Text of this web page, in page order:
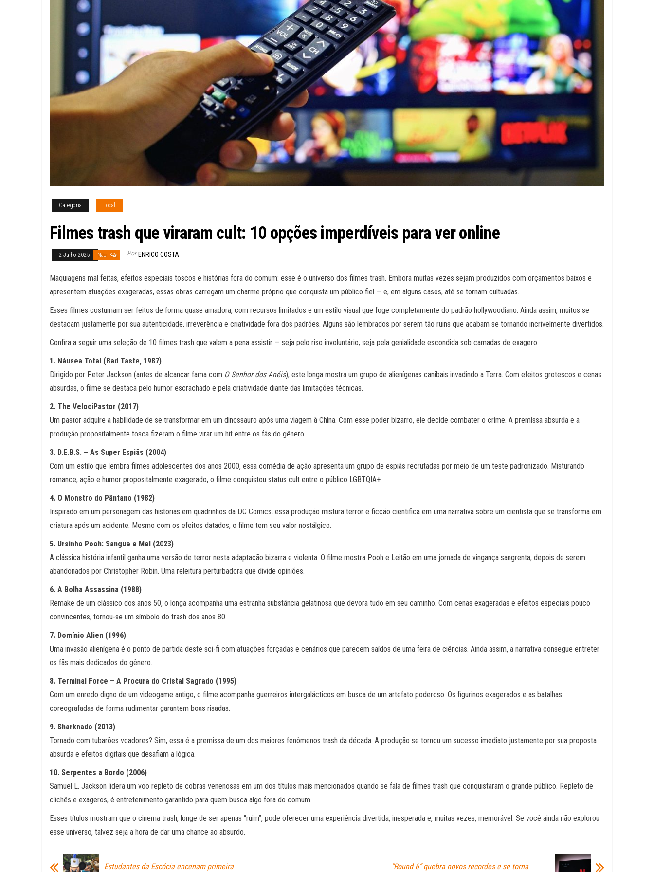
Categoria Local
Filmes trash que viraram cult: 10 opções imperdíveis para ver online
2 Julho 2025 Não Por ENRICO COSTA
Maquiagens mal feitas, efeitos especiais toscos e histórias fora do comum: esse é o universo dos filmes trash. Embora muitas vezes sejam produzidos com orçamentos baixos e
apresentem atuações exageradas, essas obras carregam um charme próprio que conquista um público fiel — e, em alguns casos, até se tornam cultuadas.
Esses filmes costumam ser feitos de forma quase amadora, com recursos limitados e um estilo visual que foge completamente do padrão hollywoodiano. Ainda assim, muitos se
destacam justamente por sua autenticidade, irreverência e criatividade fora dos padrões. Alguns são lembrados por serem tão ruins que acabam se tornando incrivelmente divertidos.
Confira a seguir uma seleção de 10 filmes trash que valem a pena assistir — seja pelo riso involuntário, seja pela genialidade escondida sob camadas de exagero.
1. Náusea Total (Bad Taste, 1987)
Dirigido por Peter Jackson (antes de alcançar fama com O Senhor dos Anéis), este longa mostra um grupo de alienígenas canibais invadindo a Terra. Com efeitos grotescos e cenas
absurdas, o filme se destaca pelo humor escrachado e pela criatividade diante das limitações técnicas.
2. The VelociPastor (2017)
Um pastor adquire a habilidade de se transformar em um dinossauro após uma viagem à China. Com esse poder bizarro, ele decide combater o crime. A premissa absurda e a
produção propositalmente tosca fizeram o filme virar um hit entre os fãs do gênero.
3. D.E.B.S. – As Super Espiãs (2004)
Com um estilo que lembra filmes adolescentes dos anos 2000, essa comédia de ação apresenta um grupo de espiãs recrutadas por meio de um teste padronizado. Misturando
romance, ação e humor propositalmente exagerado, o filme conquistou status cult entre o público LGBTQIA+.
4. O Monstro do Pântano (1982)
Inspirado em um personagem das histórias em quadrinhos da DC Comics, essa produção mistura terror e ficção científica em uma narrativa sobre um cientista que se transforma em
criatura após um acidente. Mesmo com os efeitos datados, o filme tem seu valor nostálgico.
5. Ursinho Pooh: Sangue e Mel (2023)
A clássica história infantil ganha uma versão de terror nesta adaptação bizarra e violenta. O filme mostra Pooh e Leitão em uma jornada de vingança sangrenta, depois de serem
abandonados por Christopher Robin. Uma releitura perturbadora que divide opiniões.
6. A Bolha Assassina (1988)
Remake de um clássico dos anos 50, o longa acompanha uma estranha substância gelatinosa que devora tudo em seu caminho. Com cenas exageradas e efeitos especiais pouco
convincentes, tornou-se um símbolo do trash dos anos 80.
7. Domínio Alien (1996)
Uma invasão alienígena é o ponto de partida deste sci-fi com atuações forçadas e cenários que parecem saídos de uma feira de ciências. Ainda assim, a narrativa consegue entreter
os fãs mais dedicados do gênero.
8. Terminal Force – A Procura do Cristal Sagrado (1995)
Com um enredo digno de um videogame antigo, o filme acompanha guerreiros intergalácticos em busca de um artefato poderoso. Os figurinos exagerados e as batalhas
coreografadas de forma rudimentar garantem boas risadas.
9. Sharknado (2013)
Tornado com tubarões voadores? Sim, essa é a premissa de um dos maiores fenômenos trash da década. A produção se tornou um sucesso imediato justamente por sua proposta
absurda e efeitos digitais que desafiam a lógica.
10. Serpentes a Bordo (2006)
Samuel L. Jackson lidera um voo repleto de cobras venenosas em um dos títulos mais mencionados quando se fala de filmes trash que conquistaram o grande público. Repleto de
clichês e exageros, é entretenimento garantido para quem busca algo fora do comum.
Esses títulos mostram que o cinema trash, longe de ser apenas “ruim”, pode oferecer uma experiência divertida, inesperada e, muitas vezes, memorável. Se você ainda não explorou
esse universo, talvez seja a hora de dar uma chance ao absurdo.
Estudantes da Escócia encenam primeira
“Round 6” quebra novos recordes e se torna